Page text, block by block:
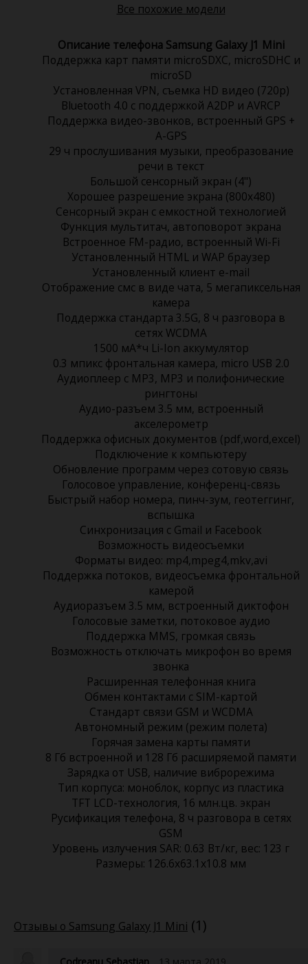
Все похожие модели
Описание телефона Samsung Galaxy J1 Mini
Поддержка карт памяти microSDXC, microSDHC и
microSD
Установленная VPN, съемка HD видео (720p)
Bluetooth 4.0 с поддержкой A2DP и AVRCP
Поддержка видео-звонков, встроенный GPS +
A-GPS
29 ч прослушивания музыки, преобразование
речи в текст
Большой сенсорный экран (4")
Хорошее разрешение экрана (800x480)
Сенсорный экран c емкостной технологией
Функция мультитач, автоповорот экрана
Встроенное FM-радио, встроенный Wi-Fi
Установленный HTML и WAP браузер
Установленный клиент e-mail
Отображение смс в виде чата, 5 мегапиксельная
камера
Поддержка стандарта 3.5G, 8 ч разговора в
сетях WCDMA
1500 мА*ч Li-Ion аккумулятор
0.3 мпикс фронтальная камера, micro USB 2.0
Аудиоплеер с MP3, MP3 и полифонические
рингтоны
Аудио-разъем 3.5 мм, встроенный
акселерометр
Поддержка офисных документов (pdf,word,excel)
Подключение к компьютеру
Обновление программ через сотовую связь
Голосовое управление, конференц-связь
Быстрый набор номера, пинч-зум, геотеггинг,
вспышка
Синхронизация с Gmail и Facebook
Возможность видеосъемки
Форматы видео: mp4,mpeg4,mkv,avi
Поддержка потоков, видеосъемка фронтальной
камерой
Аудиоразъем 3.5 мм, встроенный диктофон
Голосовые заметки, потоковое аудио
Поддержка MMS, громкая связь
Возможность отключать микрофон во время
звонка
Расширенная телефонная книга
Обмен контактами с SIM-картой
Стандарт связи GSM и WCDMA
Автономный режим (режим полета)
Горячая замена карты памяти
8 Гб встроенной и 128 Гб расширяемой памяти
Зарядка от USB, наличие виброрежима
Тип корпуса: моноблок, корпус из пластика
TFT LCD-технология, 16 млн.цв. экран
Русификация телефона, 8 ч разговора в сетях
GSM
Уровень излучения SAR: 0.63 Вт/кг, вес: 123 г
Размеры: 126.6x63.1x10.8 мм
Отзывы о Samsung Galaxy J1 Mini (1)